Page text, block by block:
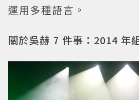
運用多種語言。
關於吳赫 7 件事：2014 年